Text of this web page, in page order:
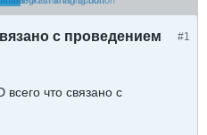
#1
с проведением
что связано с